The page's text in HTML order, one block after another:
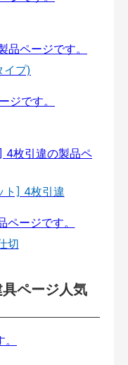
イプ)
ト] 4枚引違
切
ページ人気